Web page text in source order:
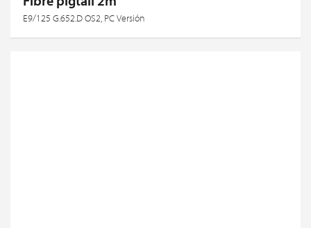
E9/125 G.652.D OS2, PC Versión